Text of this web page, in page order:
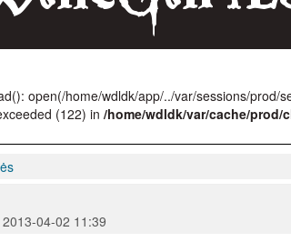
open(/home/wdldk/app/../var/sessions/prod/
(122) in /home/wdldk/var/cache/prod/
04-02 11:39